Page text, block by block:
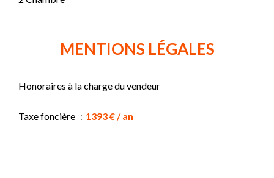
MENTIONS LÉGALES
Honoraires à la charge du vendeur
Taxe foncière 1393 € / an